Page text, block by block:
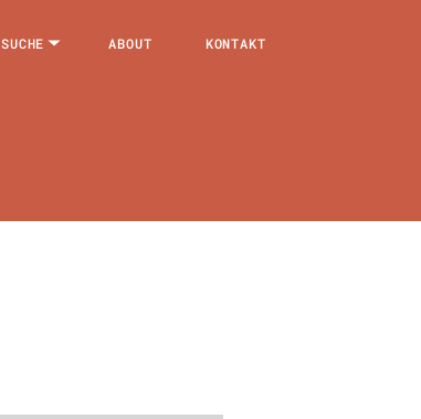
SUCHE ABOUT KONTAKT